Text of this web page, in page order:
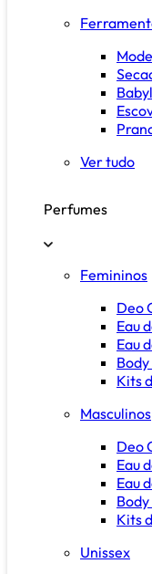
Ver tudo
Perfumes
Femininos
Deo
Eau
Eau
Kits
Masculinos
Deo
Eau
Eau
Kits
Unissex